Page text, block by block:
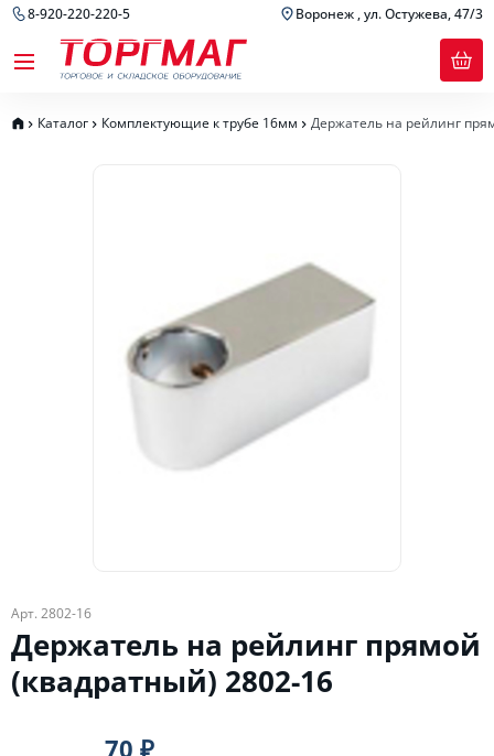
8-920-220-220-5 Воронеж , ул. Остужева, 47/3
Каталог Комплектующие к трубе 16мм Держатель на рейлинг
Арт. 2802-16
Держатель на рейлинг прямой
(квадратный) 2802-16
70 ₽